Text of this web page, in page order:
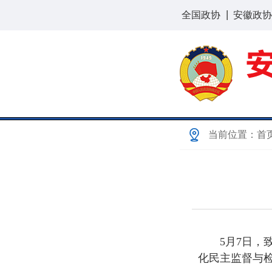
全国政协 安徽政协
当前位置： 首
5月7日，
化民主监督与